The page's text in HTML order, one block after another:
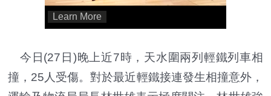
今日(27日)晚上近7時，天水圍兩列輕鐵列車相
撞，25人受傷。對於最近輕鐵接連發生相撞意外，